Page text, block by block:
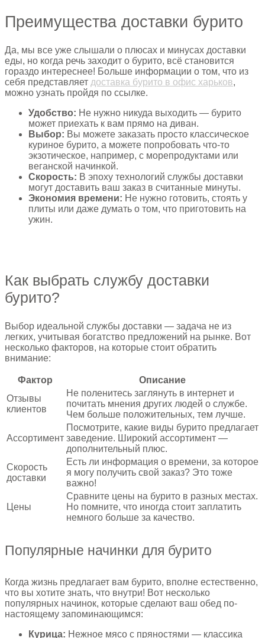
Преимущества доставки бурито
Да, мы все уже слышали о плюсах и минусах доставки
еды, но когда речь заходит о бурито, всё становится
гораздо интереснее! Больше информации о том, что из
себя представляет доставка бурито в офис харьков,
можно узнать пройдя по ссылке.
Удобство: Не нужно никуда выходить — бурито
может приехать к вам прямо на диван.
Выбор: Вы можете заказать просто классическое
куриное бурито, а можете попробовать что-то
экзотическое, например, с морепродуктами или
веганской начинкой.
Скорость: В эпоху технологий службы доставки
могут доставить ваш заказ в считанные минуты.
Экономия времени: Не нужно готовить, стоять у
плиты или даже думать о том, что приготовить на
ужин.
Как выбрать службу доставки
бурито?
Выбор идеальной службы доставки — задача не из
легких, учитывая богатство предложений на рынке. Вот
несколько факторов, на которые стоит обратить
внимание:
Фактор
Описание
Отзывы
клиентов
Не поленитесь заглянуть в интернет и
почитать мнения других людей о службе.
Чем больше положительных, тем лучше.
Ассортимент
Посмотрите, какие виды бурито предлагает
заведение. Широкий ассортимент —
дополнительный плюс.
Скорость
доставки
Есть ли информация о времени, за которое
я могу получить свой заказ? Это тоже
важно!
Цены
Сравните цены на бурито в разных местах.
Но помните, что иногда стоит заплатить
немного больше за качество.
Популярные начинки для бурито
Когда жизнь предлагает вам бурито, вполне естественно,
что вы хотите знать, что внутри! Вот несколько
популярных начинок, которые сделают ваш обед по-
настоящему запоминающимся:
Курица: Нежное мясо с пряностями — классика